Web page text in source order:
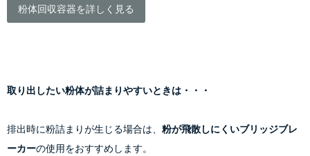
粉体回収容器を詳しく見る
取り出したい粉体が詰まりやすいときは・・・
排出時に粉詰まりが生じる場合は、 粉が飛散しにくいブリッジブレ
ーカーの使用をおすすめします。